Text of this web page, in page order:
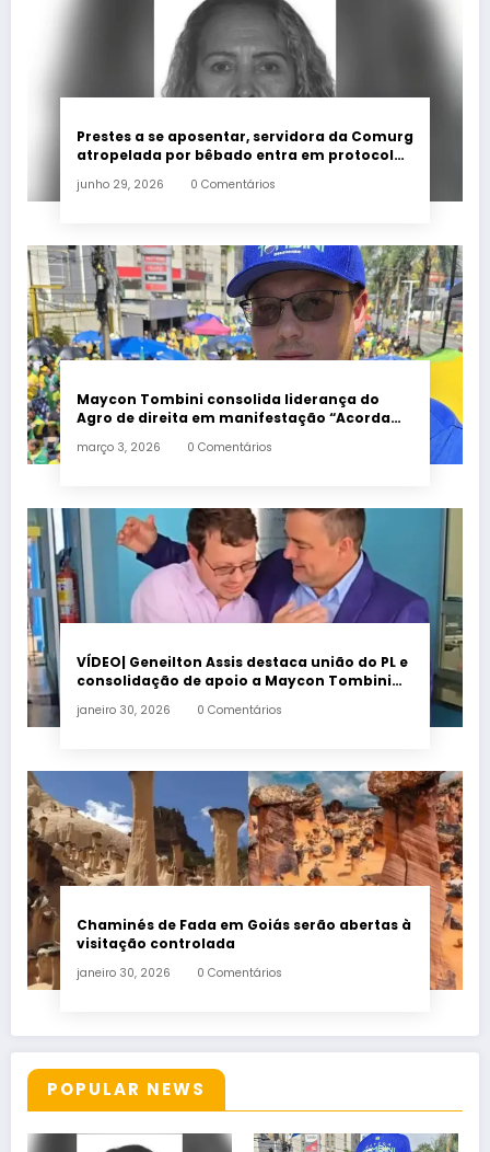
Prestes a se aposentar, servidora da Comurg
atropelada por bêbado entra em protocolo
junho 29, 2026 0 Comentários
Maycon Tombini consolida liderança do
Agro de direita em manifestação “Acorda
março 3, 2026 0 Comentários
VÍDEO| Geneilton Assis destaca união do PL e
consolidação de apoio a Maycon Tombini
janeiro 30, 2026 0 Comentários
Chaminés de Fada em Goiás serão abertas à
visitação controlada
janeiro 30, 2026 0 Comentários
POPULAR NEWS